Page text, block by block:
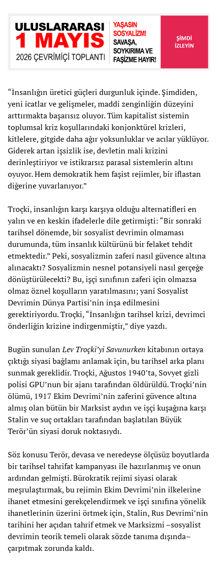
“İnsanlığın üretici güçleri durgunluk içinde. Şimdiden,
yeni icatlar ve gelişmeler, maddi zenginliğin düzeyini
arttırmakta başarısız oluyor. Tüm kapitalist sistemin
toplumsal kriz koşullarındaki konjonktürel krizleri,
kitlelere, gitgide daha ağır yoksunluklar ve acılar yüklüyor.
Giderek artan işsizlik ise, devletin mali krizini
derinleştiriyor ve istikrarsız parasal sistemlerin altını
oyuyor. Hem demokratik hem faşist rejimler, bir iflastan
diğerine yuvarlanıyor.”
Troçki, insanlığın karşı karşıya olduğu alternatifleri en
yalın ve en keskin ifadelerle dile getirmişti: “Bir sonraki
tarihsel dönemde, bir sosyalist devrimin olmaması
durumunda, tüm insanlık kültürünü bir felaket tehdit
etmektedir.” Peki, sosyalizmin zaferi nasıl güvence altına
alınacaktı? Sosyalizmin nesnel potansiyeli nasıl gerçeğe
dönüştürülecekti? Bu, işçi sınıfının zaferi için olmazsa
olmaz öznel koşulların yaratılmasını; yani Sosyalist
Devrimin Dünya Partisi’nin inşa edilmesini
gerektiriyordu. Troçki, “İnsanlığın tarihsel krizi, devrimci
önderliğin krizine indirgenmiştir,” diye yazdı.
Bugün sunulanLev Troçki’yi Savunurken kitabının ortaya
çıktığı siyasi bağlamı anlamak için, bu tarihsel arka planı
sunmak gereklidir. Troçki, Ağustos 1940’ta, Sovyet gizli
polisi GPU’nun bir ajanı tarafından öldürüldü. Troçki’nin
ölümü, 1917 Ekim Devrimi’nin zaferini güvence altına
almış olan bütün bir Marksist aydın ve işçi kuşağına karşı
Stalin ve suç ortakları tarafından başlatılan Büyük
Terör’ün siyasi doruk noktasıydı.
Söz konusu Terör, devasa ve neredeyse ölçüsüz boyutlarda
bir tarihsel tahrifat kampanyası ile hazırlanmış ve onun
ardından gelmişti. Bürokratik rejimi siyasi olarak
meşrulaştırmak, bu rejimin Ekim Devrimi’nin ilkelerine
ihanet etmesini gerekçelendirmek ve işçi sınıfına yönelik
ihanetlerinin üzerini örtmek için, Stalin, Rus Devrimi’nin
tarihini her açıdan tahrif etmek ve Marksizmi –sosyalist
devrimin teorik temeli olarak sözde tanıma dışında–
çarpıtmak zorunda kaldı.